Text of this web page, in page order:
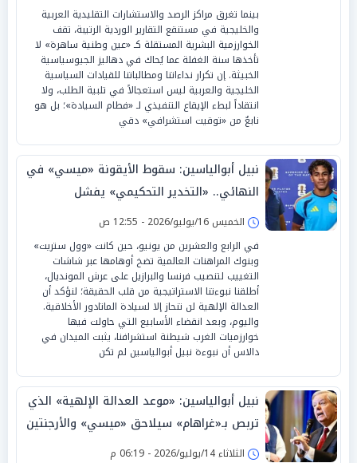
بينما تغرق مراكز الرصد والاستشارات التقليدية العربية
والخليجية في مستنقع التقارير الوردية الرتيبة، تقف
الخوارزمية البشرية المستقلة كـ «عين وطنية ساهرة» لا
تأخذها سنة الغفلة عما يُحاك في دهاليز الجيوسياسية
الخبيثة. إن تكرار نداءاتنا ومطالباتنا للقيادات السياسية
الخليجية والعربية ليس استعجالاً في تلبية الطلب، ولا
انتقاداً لبطء الإيقاع التنفيذي لـ «فطام السيادة»؛ بل هو
نابعٌ من «توقيت استشرافي» دقي
نبيل أبوالياسين: سقوط الأيقونة «ميسي» في
النهائي.. «التخدير التحكيمي» يفشل
و«الماتادور» يتوج بقيادة «لامين»
الخميس 16/يوليو/2026 - 12:55 ص
في الرابع والعشرين من يونيو، حين كانت «وول ستريت»
وبنوك المراهنات العالمية تضخ أوهامها عبر شاشات
التغييب لتنصيب فرنسا والبرازيل على عرش المونديال،
أطلقنا نبوءتنا الاستراتيجية من قلب الحقيقة؛ لنؤكد أن
العدالة الإلهية لن تنحاز إلا لسيادة الماتادور الأخلاقية.
واليوم، وبعد انقضاء الأسابيع التي حاولت فيها
خوارزميات الغرب شيطنة استشرافنا، يثبت الميدان في
دالاس أن نبوءة نبيل أبوالياسين لم تكن
نبيل أبوالياسين: «موعد العدالة الإلهية» الذي
تربص بـ«غراهام» سيلاحق «ميسي» والأرجنتين
غداً الأربعاء
الثلاثاء 14/يوليو/2026 - 06:19 م